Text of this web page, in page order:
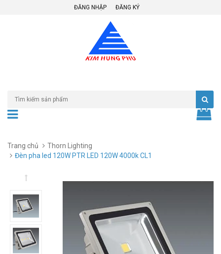
ĐĂNG NHẬP ĐĂNG KÝ
Trang chủ
Thorn Lighting
Đèn pha led 120W PTR LED 120W 4000k CL1